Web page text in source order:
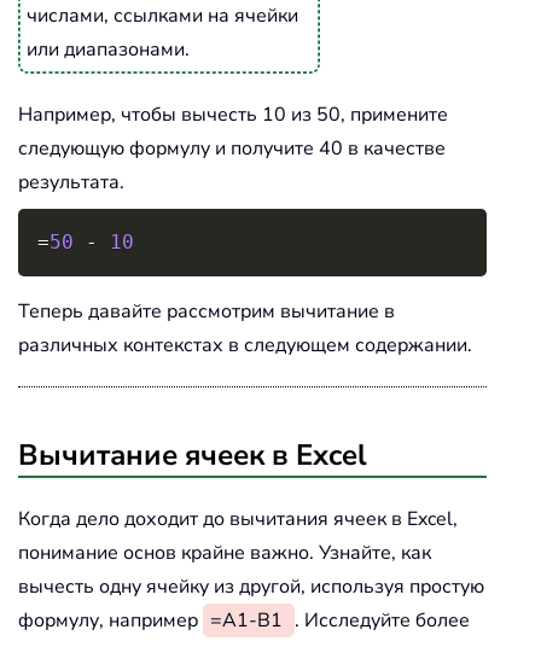
числами, ссылками на ячейки
или диапазонами.
Например, чтобы вычесть 10 из 50, примените
следующую формулу и получите 40 в качестве
результата.
=50 - 10
Теперь давайте рассмотрим вычитание в
различных контекстах в следующем содержании.
Вычитание ячеек в Excel
Когда дело доходит до вычитания ячеек в Excel,
понимание основ крайне важно. Узнайте, как
вычесть одну ячейку из другой, используя простую
формулу, например =A1-B1 . Исследуйте более